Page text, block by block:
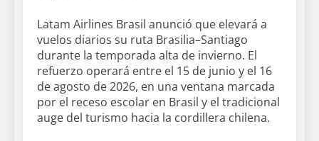
Latam Airlines Brasil anunció que elevará a
vuelos diarios su ruta Brasilia–Santiago
durante la temporada alta de invierno. El
refuerzo operará entre el 15 de junio y el 16
de agosto de 2026, en una ventana marcada
por el receso escolar en Brasil y el tradicional
auge del turismo hacia la cordillera chilena.